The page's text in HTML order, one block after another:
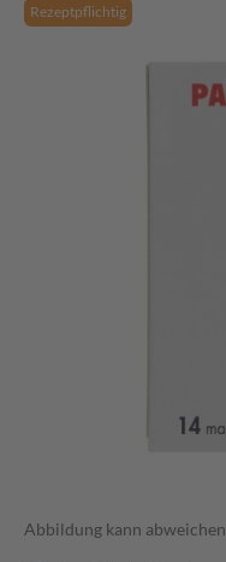
Rezeptpflichtig
Abbildung kann abweichen